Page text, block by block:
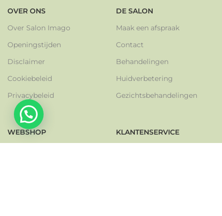
OVER ONS
Over Salon Imago
Openingstijden
Disclaimer
Cookiebeleid
Privacybeleid
DE SALON
Maak een afspraak
Contact
Behandelingen
Huidverbetering
Gezichtsbehandelingen
WEBSHOP
KLANTENSERVICE